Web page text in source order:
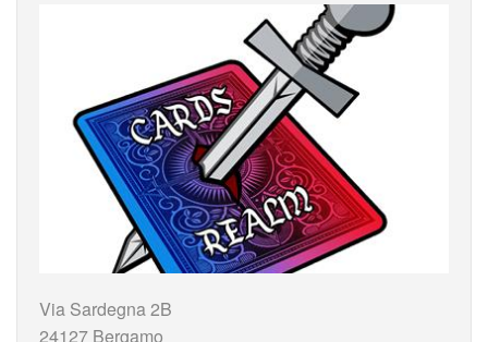
Via Sardegna 2B
24127 Bergamo